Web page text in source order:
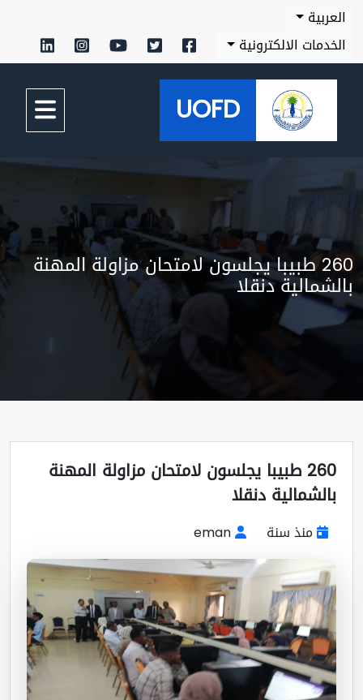
الالكترونية
UOFD
260 طبيبا يجلسون لامتحان مزاولة المهنة
دنقلا
260 طبيبا يجلسون لامتحان مزاولة المهنة
دنقلا
منذ سنة eman